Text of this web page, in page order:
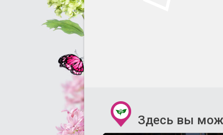
Здесь вы